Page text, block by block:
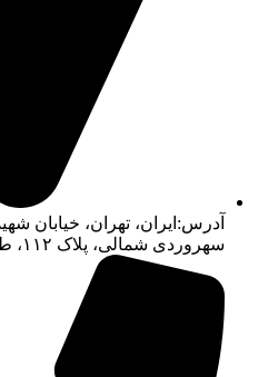
آدرس:ایران، تهران، خیابان
سهروردی شمالی، پلاک ۱۱۲، طبقه ۲، واحد ۴و۵